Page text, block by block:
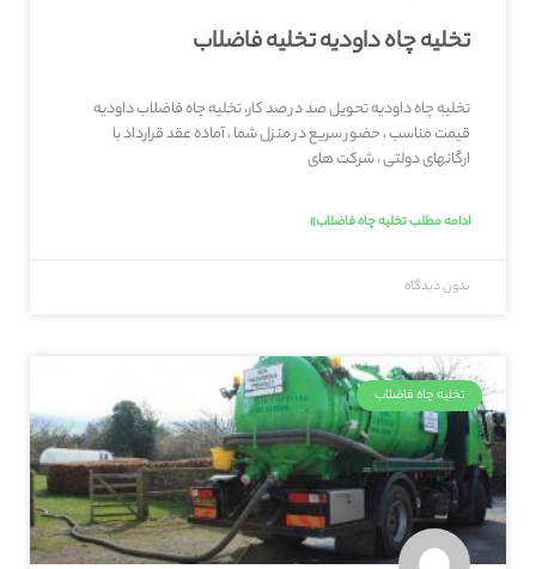
تخلیه چاه داودیه تخلیه فاضلاب
تخلیه چاه داودیه تحویل صد در صد کار، تخلیه چاه فاضلاب داودیه
قیمت مناسب ، حضور سریع در منزل شما ، آماده عقد قرارداد با
ارگانهای دولتی ، شرکت های
ادامه مطلب تخلیه چاه فاضلاب»
بدون دیدگاه
تخلیه چاه فاضلاب